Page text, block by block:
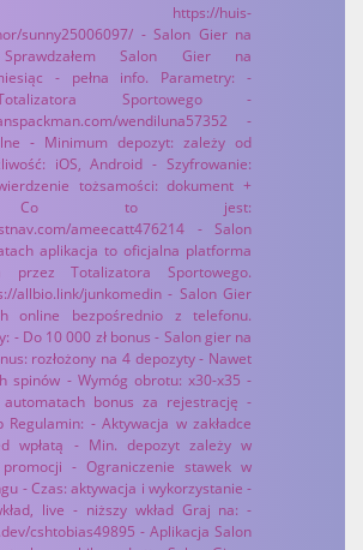
https://huis-
sunny25006097/ - Salon Gier na
Sprawdzałem Salon Gier na
- pełna info. Parametry: -
Sportowego -
wendiluna57352 -
- Minimum depozyt: zależy od
iOS, Android - Szyfrowanie:
tożsamości: dokument +
Co to jest:
ameecatt476214 - Salon
aplikacja to oficjalna platforma
przez Totalizatora Sportowego.
allbio.link/junkomedin - Salon Gier
online bezpośrednio z telefonu.
- Do 10 000 zł bonus - Salon gier na
rozłożony na 4 depozyty - Nawet
spinów - Wymóg obrotu: x30-x35 -
bonus za rejestrację -
- Aktywacja w zakładce
wpłatą - Min. depozyt zależy w
- Ograniczenie stawek w
- Czas: aktywacja i wykorzystanie -
live - niższy wkład Graj na: -
cshtobias49895 - Aplikacja Salon